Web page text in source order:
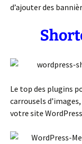
d’ajouter des
Le top des plugins
carrousels
votre site